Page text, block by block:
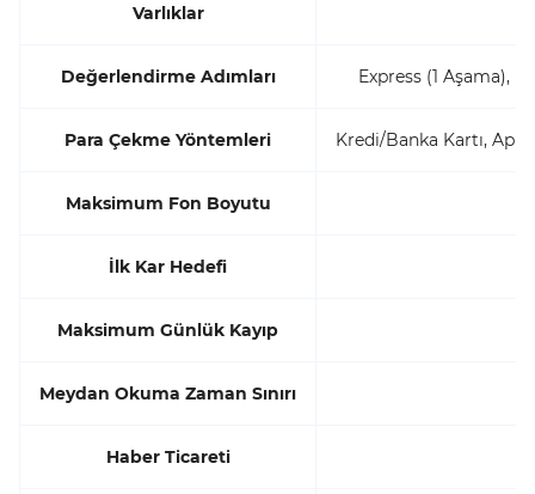
Varlıklar
Değerlendirme Adımları Express (1 Aşama),
Para Çekme Yöntemleri Kredi/Banka Kartı,
Maksimum Fon Boyutu
İlk Kar Hedefi
Maksimum Günlük Kayıp
Meydan Okuma Zaman Sınırı
Haber Ticareti